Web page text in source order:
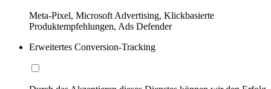
Meta-Pixel, Microsoft Advertising, Klickbasierte
Produktempfehlungen, Ads Defender
Erweitertes Conversion-Tracking